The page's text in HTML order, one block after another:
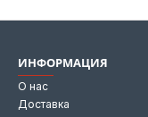
ИНФОРМАЦИЯ
О нас
Доставка